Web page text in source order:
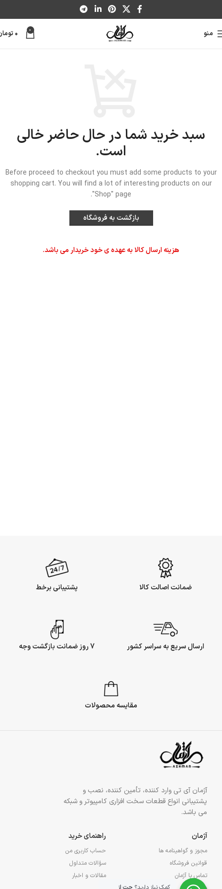
منو 0 ۰
سبد خرید شما در حال حاضر خالی
است.
Before proceed to checkout you must add some products to your
shopping cart. You will find a lot of interesting products on our
"Shop" page.
بازگشت به فروشگاه
هزینه ارسال کالا به عهده ی خود خریدار می باشد.
ضمانت اصالت کالا پشتیبانی برخط
ارسال سریع به سراسر کشور 7 روز ضمانت بازگشت وجه
مقایسه محصولات
آژمان آی تی وارد کننده، تأمین کننده، نصب و
پشتیبانی انواع قطعات سخت افزاری کامپیوتر و شبکه
می باشد.
آژمان
مجوز و گواهینامه ها
قوانین فروشگاه
تماس با آژمان
راهنمای خرید
حساب کاربری من
سؤالات متداول
مقالات و اخبار